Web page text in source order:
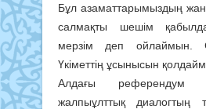
Бұл азаматтарымыздың
салмақты шешім
мерзім деп ойлаймын.
Үкіметтің ұсынысын
Алдағы референдум
жалпыұлттық диалогтың